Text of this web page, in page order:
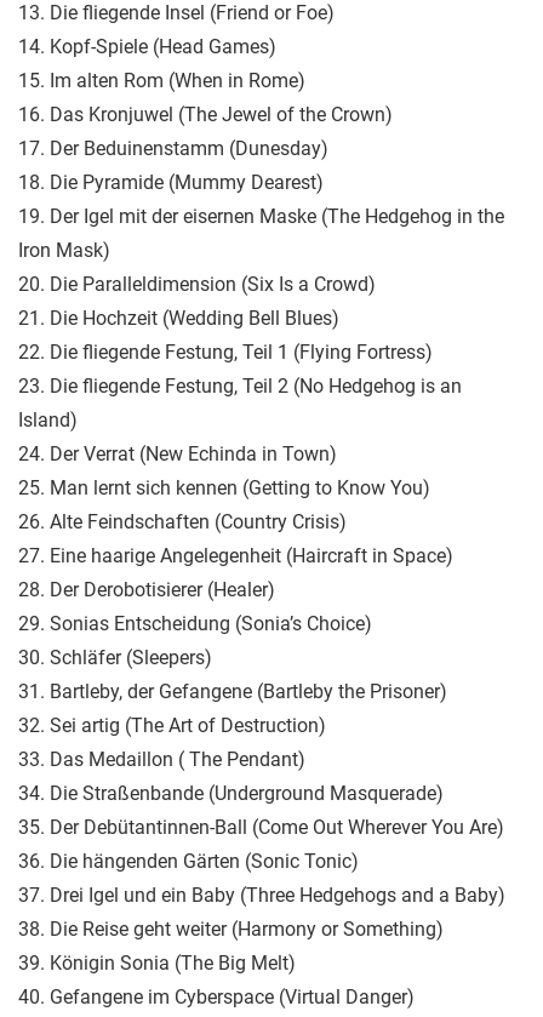
13. Die fliegende Insel (Friend or Foe)
14. Kopf-Spiele (Head Games)
15. Im alten Rom (When in Rome)
16. Das Kronjuwel (The Jewel of the Crown)
17. Der Beduinenstamm (Dunesday)
18. Die Pyramide (Mummy Dearest)
19. Der Igel mit der eisernen Maske (The Hedgehog in the
Iron Mask)
20. Die Paralleldimension (Six Is a Crowd)
21. Die Hochzeit (Wedding Bell Blues)
22. Die fliegende Festung, Teil 1 (Flying Fortress)
23. Die fliegende Festung, Teil 2 (No Hedgehog is an
Island)
24. Der Verrat (New Echinda in Town)
25. Man lernt sich kennen (Getting to Know You)
26. Alte Feindschaften (Country Crisis)
27. Eine haarige Angelegenheit (Haircraft in Space)
28. Der Derobotisierer (Healer)
29. Sonias Entscheidung (Sonia’s Choice)
30. Schläfer (Sleepers)
31. Bartleby, der Gefangene (Bartleby the Prisoner)
32. Sei artig (The Art of Destruction)
33. Das Medaillon ( The Pendant)
34. Die Straßenbande (Underground Masquerade)
35. Der Debütantinnen-Ball (Come Out Wherever You Are)
36. Die hängenden Gärten (Sonic Tonic)
37. Drei Igel und ein Baby (Three Hedgehogs and a Baby)
38. Die Reise geht weiter (Harmony or Something)
39. Königin Sonia (The Big Melt)
40. Gefangene im Cyberspace (Virtual Danger)